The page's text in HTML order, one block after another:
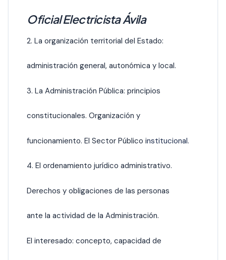
Oficial Electricista Ávila
2. La organización territorial del Estado:
administración general, autonómica y local.
3. La Administración Pública: principios
constitucionales. Organización y
funcionamiento. El Sector Público institucional.
4. El ordenamiento jurídico administrativo.
Derechos y obligaciones de las personas
ante la actividad de la Administración.
El interesado: concepto, capacidad de